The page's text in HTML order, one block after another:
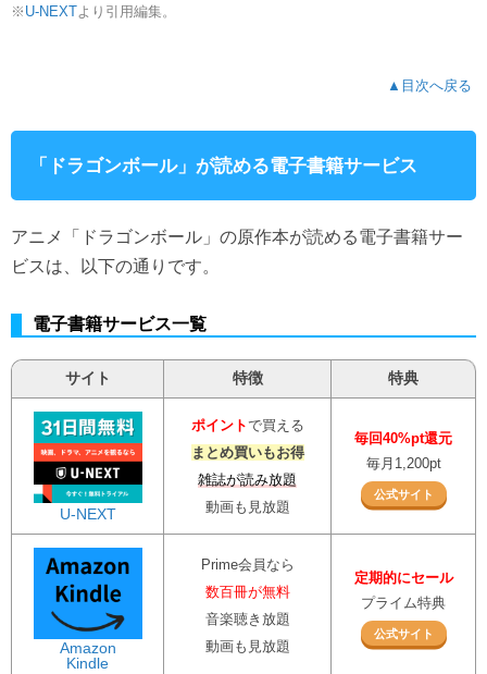
※ U-NEXTより引用編集。
▲目次へ戻る
「ドラゴンボール」が読める電子書籍サービス
アニメ「ドラゴンボール」の原作本が読める電子書籍サー
ビスは、以下の通りです。
電子書籍サービス一覧
サイト 特徴 特典
U-NEXT
ポイントで買える
まとめ買いもお得
雑誌が読み放題
動画も見放題
毎回40%pt還元
毎月1,200pt
公式サイト
Amazon
Kindle
Prime会員なら
数百冊が無料
音楽聴き放題
動画も見放題
定期的にセール
プライム特典
公式サイト